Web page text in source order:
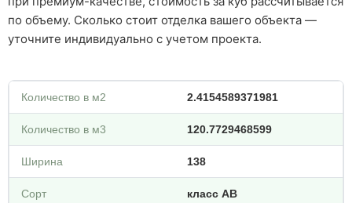
по объему. Сколько стоит отделка вашего объекта —
уточните индивидуально с учетом проекта.
Количество в м2 2.4154589371981
Количество в м3 120.7729468599
Ширина 138
Сорт класс АВ